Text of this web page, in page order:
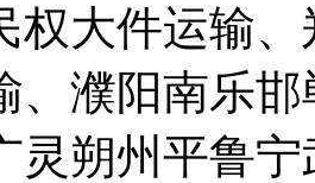
权大件运输
、濮阳南乐
灵朔州平鲁